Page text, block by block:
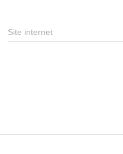
Site internet